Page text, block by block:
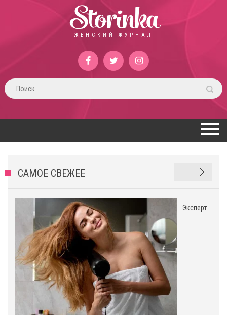
Storinka
ЖЕНСКИЙ ЖУРНАЛ
САМОЕ СВЕЖЕЕ
Эксперт